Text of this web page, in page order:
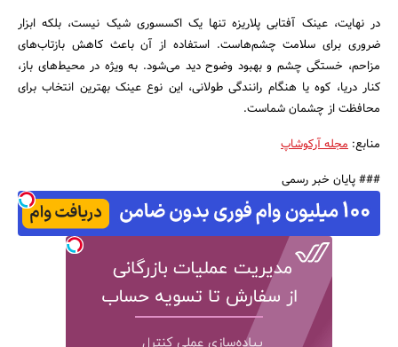
در نهایت، عینک آفتابی پلاریزه تنها یک اکسسوری شیک نیست، بلکه ابزار
ضروری برای سلامت چشم‌هاست. استفاده از آن باعث کاهش بازتاب‌های
مزاحم، خستگی چشم و بهبود وضوح دید می‌شود. به ویژه در محیط‌های باز،
کنار دریا، کوه یا هنگام رانندگی طولانی، این نوع عینک بهترین انتخاب برای
محافظت از چشمان شماست.
منابع: مجله آرکوشاپ
### پایان خبر رسمی